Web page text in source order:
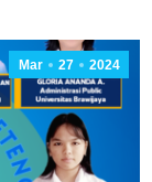
Mar 27 2024